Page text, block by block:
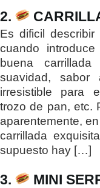
2.
Es dificil
cuando
buena
suavidad, sabor
irresistible para
trozo de pan, etc.
aparentemente,
carrillada
supuesto hay […]
3. MINI